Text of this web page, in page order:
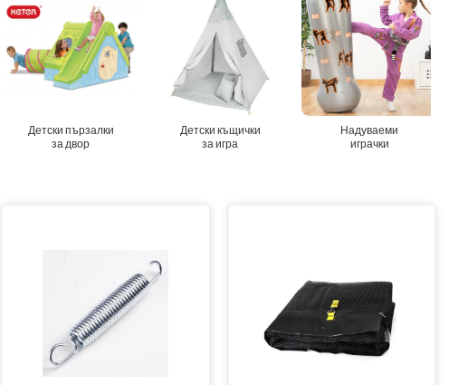
Детски пързалки
за двор
Детски къщички
за игра
Надуваеми
играчки